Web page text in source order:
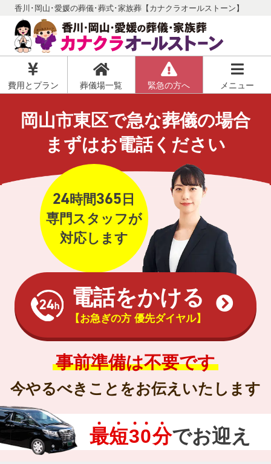
香川･岡山･愛媛の葬儀･葬式･家族葬【カナクラオールストーン】
費用とプラン 葬儀場一覧 緊急の方へ メニュー
岡山市東区で急な葬儀の場合
まずはお電話ください
電話をかける
【お急ぎの方 優先ダイヤル】
24時間365 日
専門スタッフが
対応します
事前準備は不要です
今やるべきことをお伝えいたします
最短30分でお迎え